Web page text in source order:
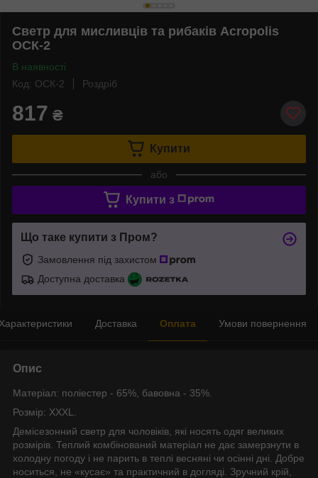
Светр для мисливців та рибаків Acropolis
ОСК-2
В наявності
Код: ОСК-2
Роздріб
817 ₴
Купити
або
Купити з
Що таке купити з Пром?
Замовлення під захистом
Доступна доставка
Доставка Оплата Умови повернення
Опис
Матеріал: поліестер - 65%, бавовна - 35%.
Розмір: XXXL.
Демісезонний светр для чоловіків, які носять одяг великих
розмірів. Теплий комбінований матеріал не дає замерзнути в
холодну погоду і не парить в теплі весняні чи осінні дні. Добре
носиться, не «кусає» та практичний в догляді. Зручний крій,